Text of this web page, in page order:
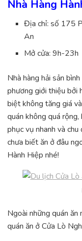
Nhà Hàng
Địa chỉ: số 175
An
Mở cửa: 9h-23h
Nhà hàng hải sản
phương giới thiệu bởi
biệt không tăng giá
quán không quá
phục vụ nhanh và
chưa biết ăn ở đâu
Hành Hiệp nhé!
Ngoài những quán
quán ăn ở Cửa Lò